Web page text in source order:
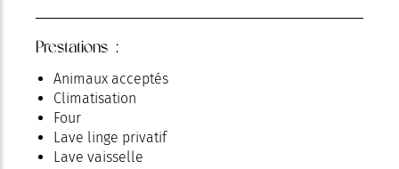
Prestations :
Animaux acceptés
Climatisation
Four
Lave linge privatif
Lave vaisselle